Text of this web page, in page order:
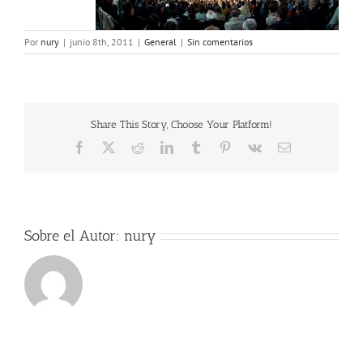
Por nury | junio 8th, 2011 | General | Sin comentarios
Share This Story, Choose Your Platform!
Facebook RedditLinkedInTumblr Pinterest
Vk
Correo
Sobre el Autor: nury